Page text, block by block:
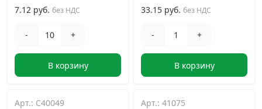
Хомуты и шуруп-шпильки ›
7.12 руб. без НДС
- +
В корзину
33.15 руб. без НДС
- +
В корзину
Арт.: C40049 Арт.: 41075